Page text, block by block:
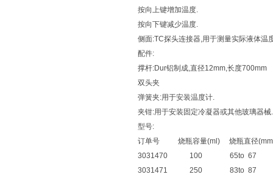
按向上键增加温度.
按向下键减少温度.
侧面:TC探头连接器,用于测量实际液体温
配件:
撑杆:Dur铝制成,直径12mm,长度700mm
双头夹
弹簧夹:用于安装温度计.
夹钳:用于安装固定冷凝器或其他玻璃器械.
型号:
订单号 烧瓶容量(ml) 烧瓶直径
3031470 100
3031471 250